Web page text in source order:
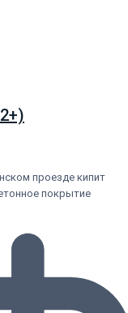
проезде кипит
покрытие